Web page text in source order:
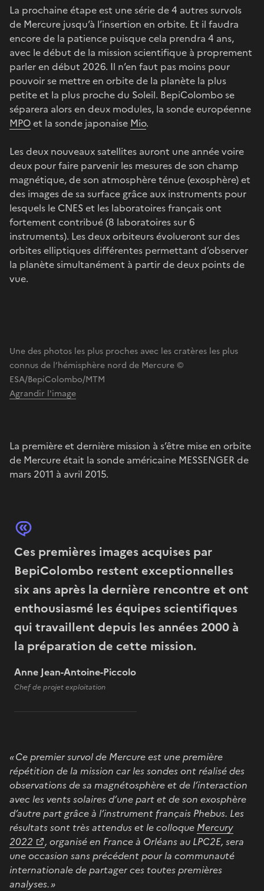
La prochaine étape est une série de 4 autres survols
de Mercure jusqu’à l’insertion en orbite. Et il faudra
encore de la patience puisque cela prendra 4 ans,
avec le début de la mission scientifique à proprement
parler en début 2026. Il n’en faut pas moins pour
pouvoir se mettre en orbite de la planète la plus
petite et la plus proche du Soleil. BepiColombo se
séparera alors en deux modules, la sonde européenne
MPOet la sonde japonaise Mio.
Les deux nouveaux satellites auront une année voire
deux pour faire parvenir les mesures de son champ
magnétique, de son atmosphère ténue (exosphère) et
des images de sa surface grâce aux instruments pour
lesquels le CNES et les laboratoires français ont
fortement contribué (8 laboratoires sur 6
instruments). Les deux orbiteurs évolueront sur des
orbites elliptiques différentes permettant d’observer
la planète simultanément à partir de deux points de
vue.
Une des photos les plus proches avec les cratères les plus
connus de l’hémisphère nord de Mercure ©
ESA/BepiColombo/MTM
Agrandir l'image
La première et dernière mission à s’être mise en orbite
de Mercure était la sonde américaine MESSENGER de
mars 2011 à avril 2015.
Ces premières images acquises par
BepiColombo restent exceptionnelles
six ans après la dernière rencontre et ont
enthousiasmé les équipes scientifiques
qui travaillent depuis les années 2000 à
la préparation de cette mission.
Anne Jean-Antoine-Piccolo
Chef de projet exploitation
« Ce premier survol de Mercure est une première
répétition de la mission car les sondes ont réalisé des
observations de sa magnétosphère et de l’interaction
avec les vents solaires d’une part et de son exosphère
d’autre part grâce à l’instrument français Phebus. Les
résultats sont très attendus et le colloque Mercury
2022
, organisé en France à Orléans au LPC2E, sera
une occasion sans précédent pour la communauté
internationale de partager ces toutes premières
analyses. »